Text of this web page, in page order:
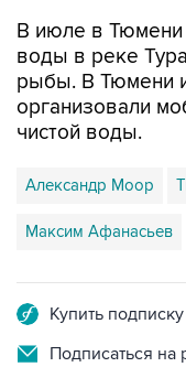
В июле в Тюмени
воды в реке
рыбы. В Тюмени
организовали
чистой воды.
Александр Моор
Максим Афанасьев
Купить
Подписаться на